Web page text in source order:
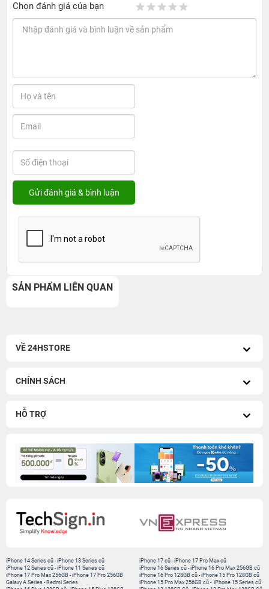
Chọn đánh giá của bạn
SẢN PHẨM LIÊN QUAN
VỀ 24HSTORE
CHÍNH SÁCH
HỖ TRỢ
iPhone 14 Series cũ -iPhone 13 Series cũ
iPhone 12 Series cũ -iPhone 11 Series cũ
iPhone 17 Pro Max 256GB -iPhone 17 Pro 256GB
Galaxy A Series - Redmi Series
iPhone 17 cũ-iPhone 17 Pro Max cũ
iPhone 16 Series cũ- iPhone 16 Pro Max 256GB cũ
iPhone 16 Pro 128GB cũ-iPhone 15 Pro 128GB cũ
iPhone 15 Pro Max 256GB cũ- iPhone 15 Series cũ